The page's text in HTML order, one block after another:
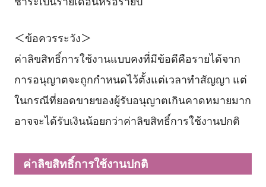
＜ข้อควรระวัง＞
ค่าลิขสิทธิ์การใช้งานแบบคงที่มีข้อดีคือรายได้จาก
การอนุญาตจะถูกกำหนดไว้ตั้งแต่เวลาทำสัญญา แต่
ในกรณีที่ยอดขายของผู้รับอนุญาตเกินคาดหมายมาก
อาจจะได้รับเงินน้อยกว่าค่าลิขสิทธิ์การใช้งานปกติ
ค่าลิขสิทธิ์การใช้งานปกติ